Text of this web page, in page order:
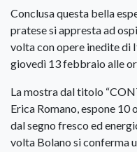
Conclusa questa bella
pratese si appresta ad
volta con opere inedite di
giovedì 13 febbraio alle
La mostra dal titolo
Erica Romano, espone 10
dal segno fresco ed
volta Bolano si conferma